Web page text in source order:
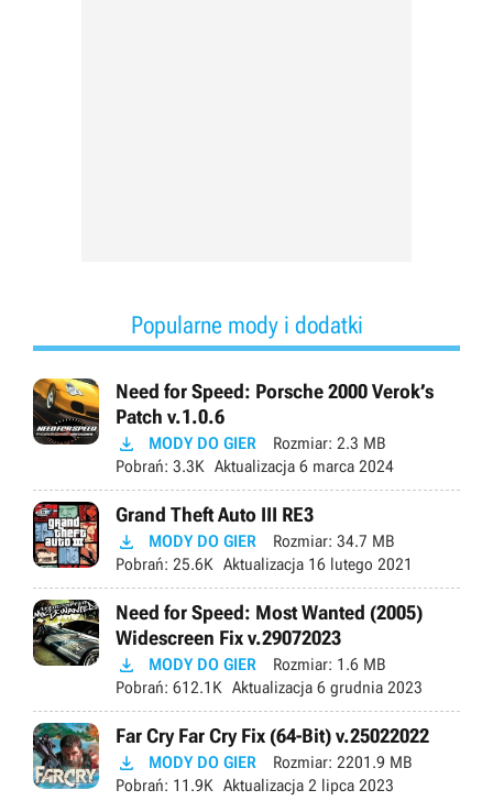
Popularne mody i dodatki
Need for Speed: Porsche 2000 Verok’s
Patch v.1.0.6
 MODY DO GIER Rozmiar: 2.3 MB
Pobrań: 3.3K Aktualizacja 6 marca 2024
Grand Theft Auto III RE3
 MODY DO GIER Rozmiar: 34.7 MB
Pobrań: 25.6K Aktualizacja 16 lutego 2021
Need for Speed: Most Wanted (2005)
Widescreen Fix v.29072023
 MODY DO GIER Rozmiar: 1.6 MB
Pobrań: 612.1K Aktualizacja 6 grudnia 2023
Far Cry Far Cry Fix (64-Bit) v.25022022
 MODY DO GIER Rozmiar: 2201.9 MB
Pobrań: 11.9K Aktualizacja 2 lipca 2023